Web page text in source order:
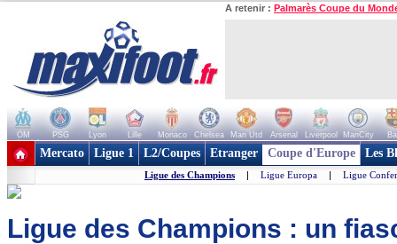
A retenir : Palmarès Coupe du
OM PSG Lyon Lille Monaco Chelsea Man Utd Arsenal Liverpool ManCity
+ de clubs
Mercato Ligue 1 L2/Coupes Etranger Coupe d'Europe Les
Ligue des Champions | Ligue Europa | Ligue
Ligue des Champions : un